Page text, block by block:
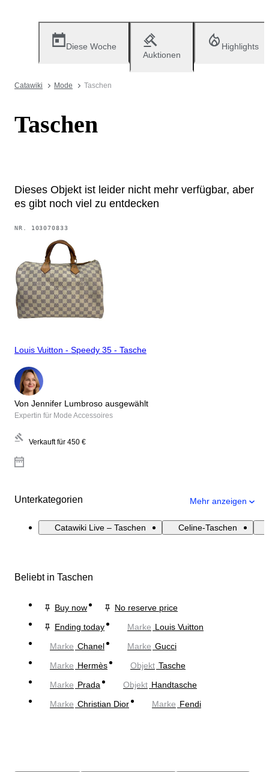
Diese Woche
Auktionen
Highlights
Catawiki Mode Taschen
Taschen
Dieses Objekt ist leider nicht mehr verfügbar, aber
es gibt noch viel zu entdecken
NR. 103070833
Louis Vuitton - Speedy 35 - Tasche
Von Jennifer Lumbroso ausgewählt
Expertin für Mode Accessoires
Verkauft für 450 €
Unterkategorien Mehr anzeigen
Catawiki Live – Taschen Celine-Taschen
Beliebt in Taschen
Buy now
No reserve price
Ending today
Marke Louis Vuitton
Marke Chanel Marke Gucci
Marke Hermès Objekt Tasche
Marke Prada Objekt Handtasche
Marke Christian Dior Marke Fendi